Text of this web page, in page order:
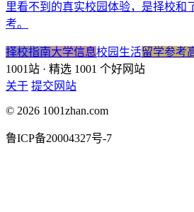
里看不到的真实校园体验，是择校和
考。
择校指南大学信息校园生活留学参考
1001站 · 精选 1001 个好网站
关于 提交网站
© 2026 1001zhan.com
鲁ICP备20004327号-7